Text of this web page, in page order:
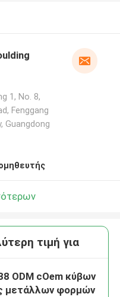
1, No. 8,
Fenggang
Guangdong
τιμή για
ODM cOem κύβων
μετάλλων φορμών